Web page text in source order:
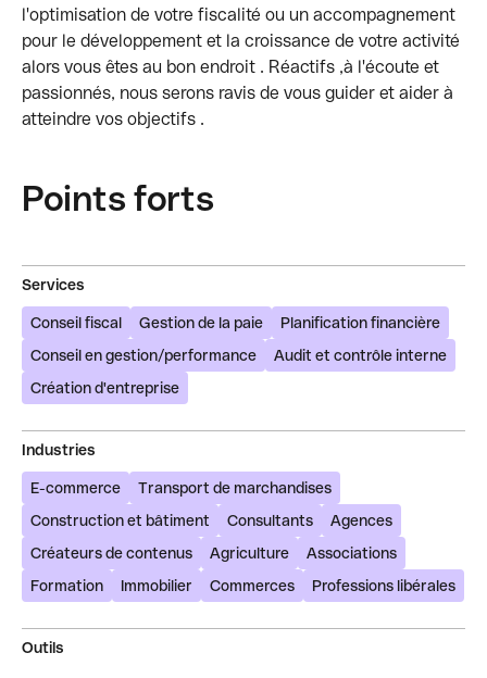
l'optimisation de votre fiscalité ou un accompagnement
pour le développement et la croissance de votre activité
alors vous êtes au bon endroit . Réactifs ,à l'écoute et
passionnés, nous serons ravis de vous guider et aider à
atteindre vos objectifs .
Points forts
Services
Conseil fiscal Gestion de la paie
Planification financière
Conseil en gestion/performance
Audit et contrôle interne
Création d'entreprise
Industries
E-commerce
Transport de marchandises
Construction et bâtiment
Consultants
Agences
Créateurs de contenus
Agriculture
Associations
Formation
Immobilier Commerces Professions libérales
Outils